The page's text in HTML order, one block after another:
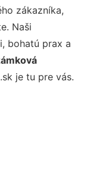
zákazníka,
Naši
bohatú prax a
je tu pre vás.